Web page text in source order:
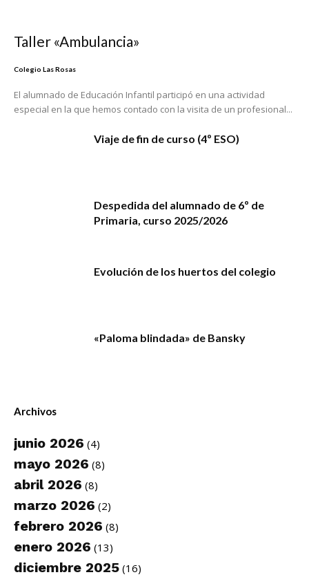
Taller «Ambulancia»
Colegio Las Rosas
El alumnado de Educación Infantil participó en una actividad
especial en la que hemos contado con la visita de un profesional...
Viaje de fin de curso (4º ESO)
Despedida del alumnado de 6º de
Primaria, curso 2025/2026
Evolución de los huertos del colegio
«Paloma blindada» de Bansky
Archivos
junio 2026 (4)
mayo 2026 (8)
abril 2026 (8)
marzo 2026 (2)
febrero 2026 (8)
enero 2026 (13)
diciembre 2025 (16)